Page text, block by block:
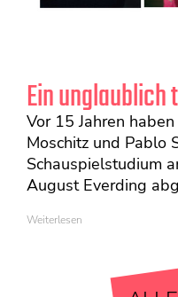
Ein
Vor 15 Jahren
Moschitz und Pablo
Schauspielstudium
August Everding
Weiterlesen